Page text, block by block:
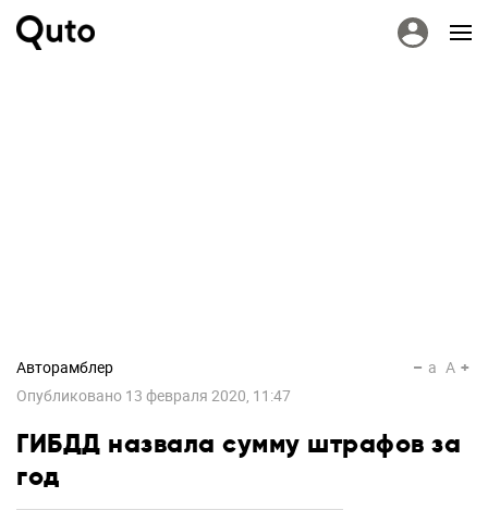
Авторамблер
Опубликовано 13 февраля 2020, 11:47
a A
ГИБДД назвала сумму штрафов за
год